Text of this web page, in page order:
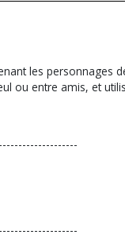
les personnages
ou entre amis, et